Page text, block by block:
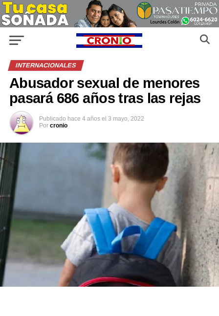
INTERNACIONALES
Abusador sexual de menores
pasará 686 años tras las rejas
Publicado hace 4 años el 3 mayo, 2022
Por cronio